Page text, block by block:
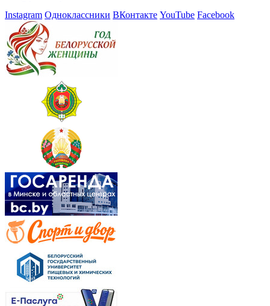
Instagram Одноклассники ВКонтакте YouTube Facebook